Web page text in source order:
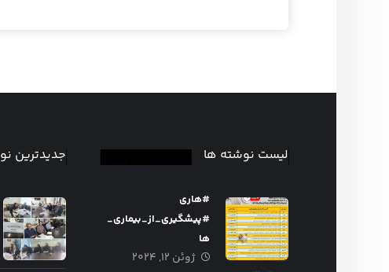
لیست نوشته ها
#هاری
#پیشگیری_از_بیماری_
ها
ژوئن ۱۲, ۲۰۲۴
جدیدترین